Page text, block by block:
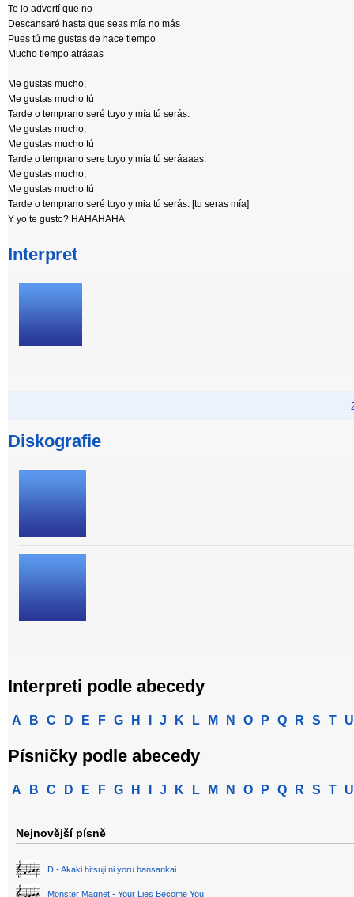
Te lo advertí que no
Descansaré hasta que seas mía no más
Pues tú me gustas de hace tiempo
Mucho tiempo atráaas
Me gustas mucho,
Me gustas mucho tú
Tarde o temprano seré tuyo y mía tú serás.
Me gustas mucho,
Me gustas mucho tú
Tarde o temprano sere tuyo y mía tú seráaaas.
Me gustas mucho,
Me gustas mucho tú
Tarde o temprano seré tuyo y mia tú serás. [tu seras mía]
Y yo te gusto? HAHAHAHA
Interpret
Diskografie
Interpreti podle abecedy
A B C D E F G H J K L M N O P Q R S T U
Písničky podle abecedy
A B C D E F G H J K L M N O P Q R S T U
Nejnovější písně
D - Akaki hitsuji ni yoru bansankai
Monster Magnet - Your Lies Become You